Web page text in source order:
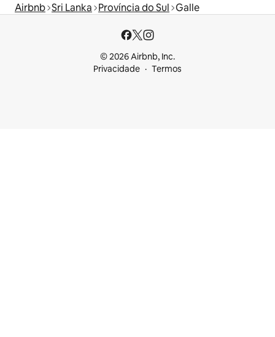
Airbnb Sri Lanka Província do Sul Galle
© 2026 Airbnb, Inc.
Privacidade
Termos